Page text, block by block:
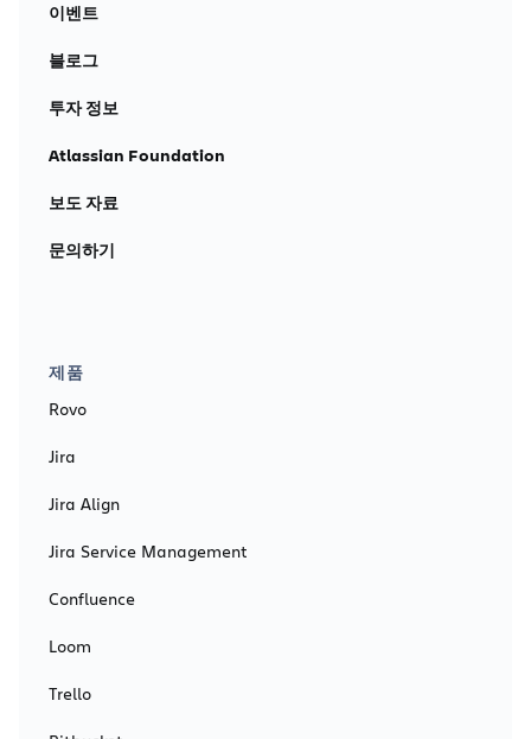
이벤트
블로그
투자 정보
Atlassian Foundation
보도 자료
문의하기
제품
Rovo
Jira
Jira Align
Jira Service Management
Confluence
Loom
Trello